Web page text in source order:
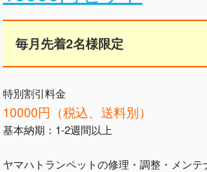
毎月先着2名様限定
特別割引料金
10000円（税込、送料別）
基本納期：1-2週間以上
ヤマハトランペットの修理・調整・メン